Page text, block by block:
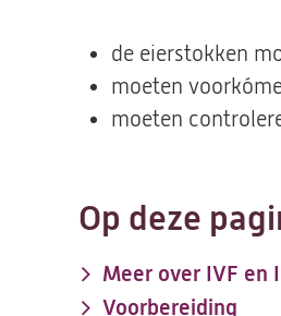
de eierstokken
moeten
moeten
Op deze
Meer over IVF en
Voorbereiding